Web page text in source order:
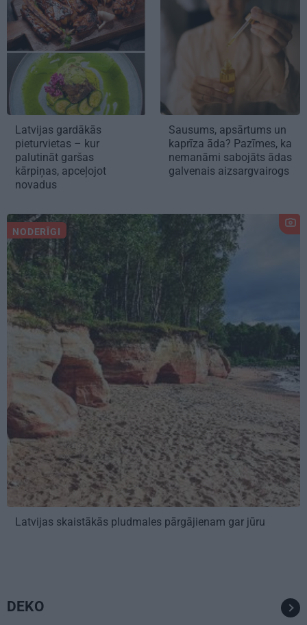
Latvijas gardākās
pieturvietas – kur
palutināt garšas
kārpiņas, apceļojot
novadus
Sausums, apsārtums un
kaprīza āda? Pazīmes, ka
nemanāmi sabojāts ādas
galvenais aizsargvairogs
NODERĪGI
Latvijas skaistākās pludmales pārgājienam gar jūru
DEKO